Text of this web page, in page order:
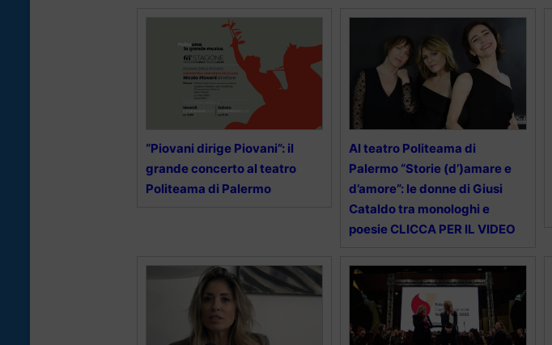
“Piovani dirige Piovani”: il
grande concerto al teatro
Politeama di Palermo
Al teatro Politeama di
Palermo “Storie (d’)amare e
d’amore”: le donne di Giusi
Cataldo tra monologhi e
poesie CLICCA PER IL VIDEO